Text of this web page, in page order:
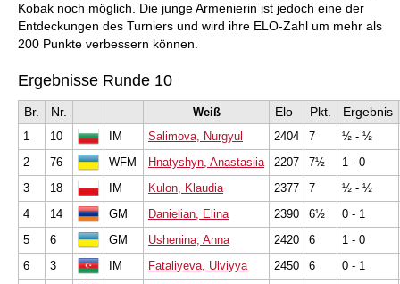
Kobak noch möglich. Die junge Armenierin ist jedoch eine der
Entdeckungen des Turniers und wird ihre ELO-Zahl um mehr als
200 Punkte verbessern können.
Ergebnisse Runde 10
Br. Nr. Weiß Elo Pkt. Ergebnis
1 10 IM Salimova, Nurgyul 2404 7
½ - ½
2
76 WFM Hnatyshyn, Anastasiia 2207 7½
1 - 0
3
18 IM Kulon, Klaudia 2377 7
½ - ½
4
14 GM Danielian, Elina 2390 6½
0 - 1
5
6 GM Ushenina, Anna 2420 6
1 - 0
6
3 IM Fataliyeva, Ulviyya 2450 6
0 - 1